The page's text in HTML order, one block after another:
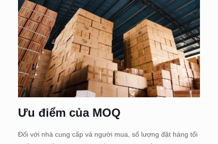
Ưu điểm của MOQ
Đối với nhà cung cấp và người mua, số lượng đặt hàng tối